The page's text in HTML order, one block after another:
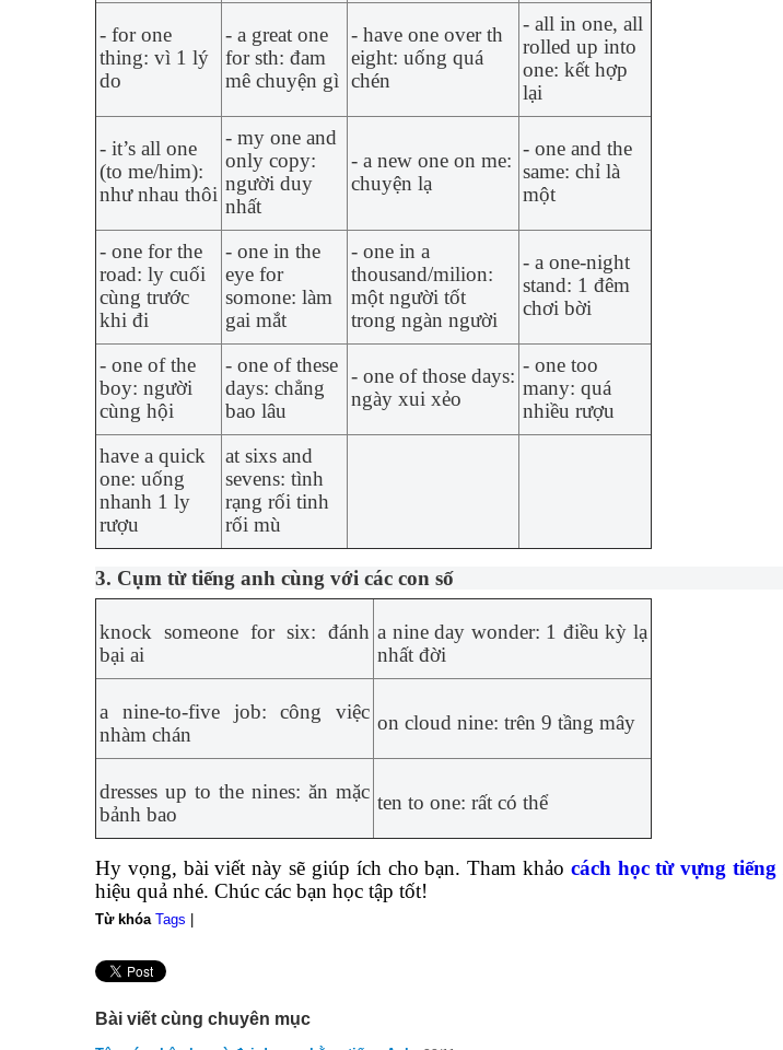
- for one
thing: vì 1 lý
do
- a great one
for sth: đam
mê chuyện gì
- have one over th
eight: uống quá
chén
- all in one, all
rolled up into
one: kết hợp
lại
- it’s all one
(to me/him):
như nhau thôi
- my one and
only copy:
người duy
nhất
- a new one on me:
chuyện lạ
- one and the
same: chỉ là
một
- one for the
road: ly cuối
cùng trước
khi đi
- one in the
eye for
somone: làm
gai mắt
- one in a
thousand/milion:
một người tốt
trong ngàn người
- a one-night
stand: 1 đêm
chơi bời
- one of the
boy: người
cùng hội
- one of these
days: chẳng
bao lâu
- one of those days:
ngày xui xẻo
- one too
many: quá
nhiều rượu
have a quick
one: uống
nhanh 1 ly
rượu
at sixs and
sevens: tình
rạng rối tinh
rối mù
3. Cụm từ tiếng anh cùng với các con số
knock someone for six: đánh
bại ai
a nine day wonder: 1 điều kỳ lạ
nhất đời
a nine-to-five job: công việc
nhàm chán
on cloud nine: trên 9 tầng mây
dresses up to the nines: ăn mặc
bảnh bao
ten to one: rất có thể
Hy vọng, bài viết này sẽ giúp ích cho bạn. Tham khảo cách học từ vựng tiếng
hiệu quả nhé. Chúc các bạn học tập tốt!
Từ khóa Tags
Bài viết cùng chuyên mục